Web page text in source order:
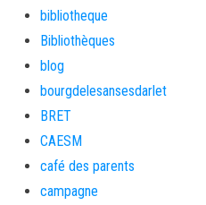
bibliotheque
Bibliothèques
blog
bourgdelesansesdarlet
BRET
CAESM
café des parents
campagne